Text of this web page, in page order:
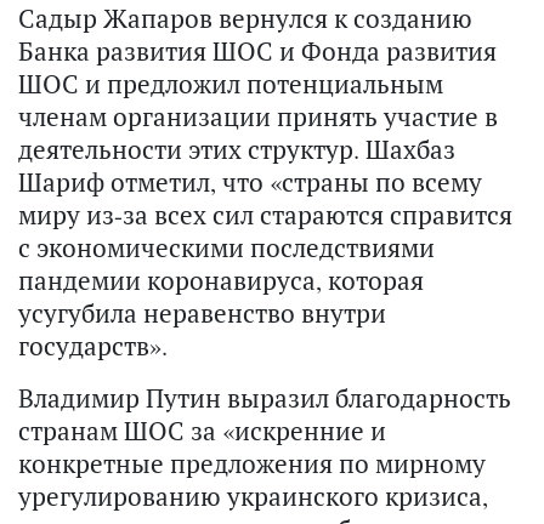
Садыр Жапаров вернулся к созданию
Банка развития ШОС и Фонда развития
ШОС и предложил потенциальным
членам организации принять участие в
деятельности этих структур. Шахбаз
Шариф отметил, что «страны по всему
миру из-за всех сил стараются справится
с экономическими последствиями
пандемии коронавируса, которая
усугубила неравенство внутри
государств».
Владимир Путин выразил благодарность
странам ШОС за «искренние и
конкретные предложения по мирному
урегулированию украинского кризиса,